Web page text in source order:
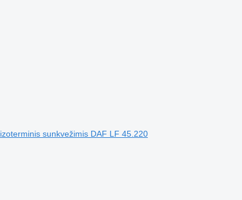
izoterminis sunkvežimis DAF LF 45.220